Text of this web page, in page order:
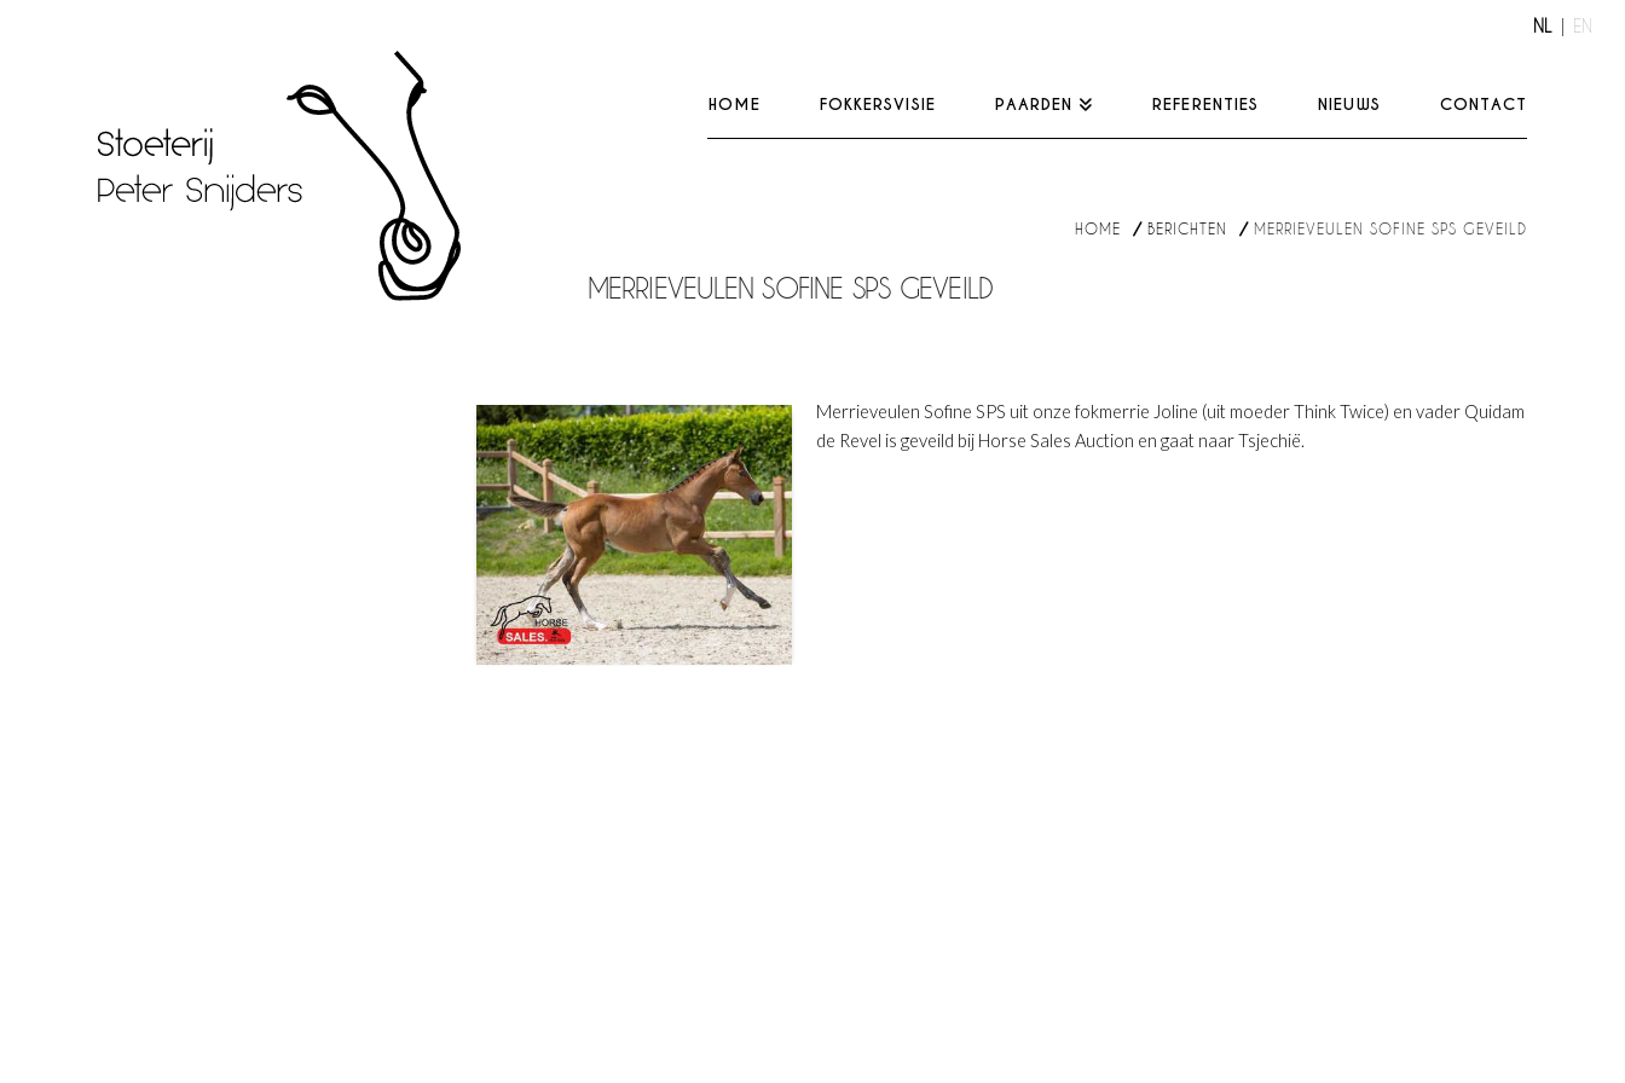
NL EN
HOME FOKKERSVISIE PAARDEN REFERENTIES NIEUWS CONTACT
HOMEBERICHTEN MERRIEVEULEN SOFINE SPS GEVEILD
MERRIEVEULEN SOFINE SPS GEVEILD
Merrieveulen Sofine SPS uit onze fokmerrie Joline (uit moeder Think Twice) en vader Quidam
de Revel is geveild bij Horse Sales Auction en gaat naar Tsjechië.